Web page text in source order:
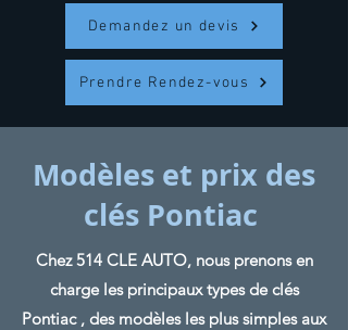
Demandez un devis
Prendre Rendez-vous
Modèles et prix des
clés Pontiac
Chez 514 CLE AUTO, nous prenons en
charge les principaux types de clés
Pontiac , des modèles les plus simples aux